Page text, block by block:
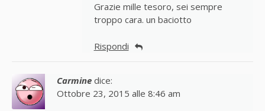
Grazie mille tesoro, sei sempre
troppo cara. un baciotto
Rispondi
Carmine dice:
Ottobre 23, 2015 alle 8:46 am